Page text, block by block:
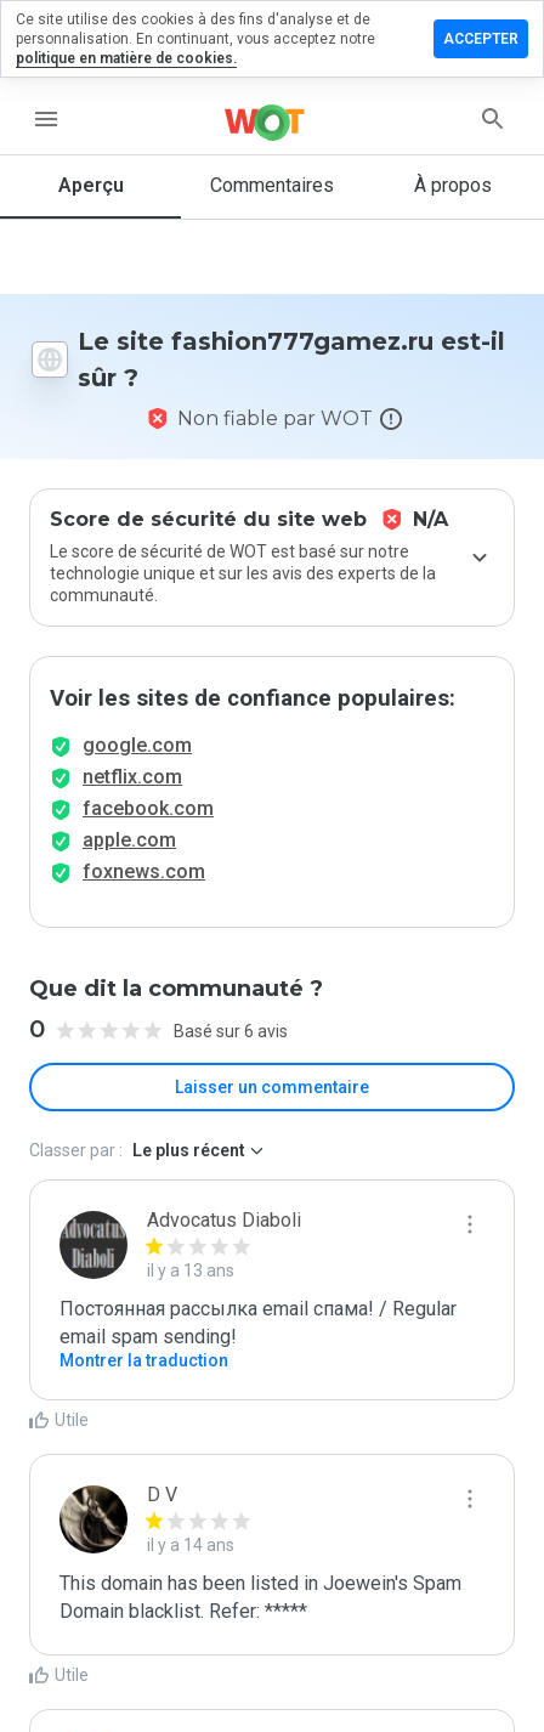
menu
Aperçu Commentaires À propos
Le site fashion777gamez.ru est-il
sûr ?
Non fiable par WOT
Score de sécurité du site web N/A
Le score de sécurité de WOT est basé sur notre
technologie unique et sur les avis des experts de la
communauté.
Voir les sites de confiance populaires:
google.com
netflix.com
facebook.com
apple.com
foxnews.com
Que dit la communauté ?
0 Basé sur 6 avis
Laisser un commentaire
un
sur
Quelle
donneriez-
Classer par : Le plus récent
Advocatus Diaboli
il y a 13 ans
Постоянная рассылка email спама! / Regular
email spam sending!
Montrer la traduction
Utile
D V
il y a 14 ans
This domain has been listed in Joewein's Spam
Domain blacklist. Refer: *****
Utile
Ce site utilise des cookies à des fins d'analyse et de
personnalisation. En continuant, vous acceptez notre
politique en matière de cookies.
ACCEPTER